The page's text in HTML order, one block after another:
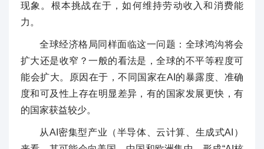
现象。根本挑战在于，如何维持劳动收入和消费能
力。
全球经济格局同样面临这一问题：全球鸿沟将会
扩大还是收窄？一般的看法是，全球的不平等程度可
能会扩大。原因在于，不同国家在AI的暴露度、准确
度和可及性上存在明显差异，有的国家发展更快，有
的国家获益较少。
从AI密集型产业（半导体、云计算、生成式AI）